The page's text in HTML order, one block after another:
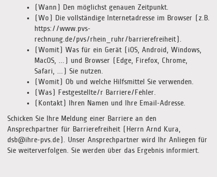
(Wann) Den möglichst genauen Zeitpunkt.
(Wo) Die vollständige Internetadresse im Browser (z.B.
https://www.pvs-
rechnung.de/pvs/rhein_ruhr/barrierefreiheit).
(Womit) Was für ein Gerät (iOS, Android, Windows,
MacOS, ...) und Browser (Edge, Firefox, Chrome,
Safari, ...) Sie nutzen.
(Womit) Ob und welche Hilfsmittel Sie verwenden.
(Was) Festgestellte/r Barriere/Fehler.
(Kontakt) Ihren Namen und Ihre Email-Adresse.
Schicken Sie Ihre Meldung einer Barriere an den
Ansprechpartner für Barrierefreiheit (Herrn Arnd Kura,
dsb@ihre-pvs.de). Unser Ansprechpartner wird Ihr Anliegen für
Sie weiterverfolgen. Sie werden über das Ergebnis informiert.